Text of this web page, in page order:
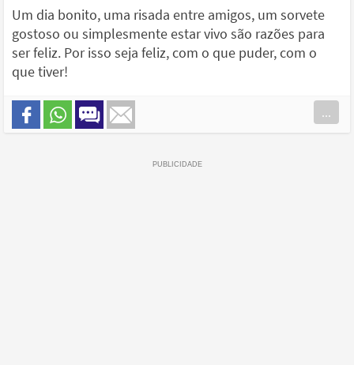
Um dia bonito, uma risada entre amigos, um sorvete
gostoso ou simplesmente estar vivo são razões para
ser feliz. Por isso seja feliz, com o que puder, com o
que tiver!
...